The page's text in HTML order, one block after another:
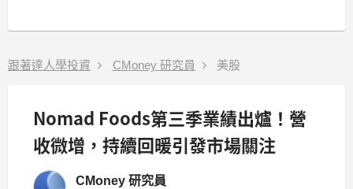
跟著達人學投資 CMoney 研究員 美股
Nomad Foods第三季業績出爐！營
收微增，持續回暖引發市場關注
CMoney 研究員